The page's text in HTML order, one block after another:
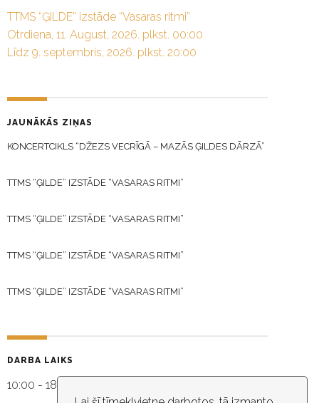
TTMS “ĢILDE” izstāde “Vasaras ritmi”
Otrdiena, 11. August, 2026. plkst. 00:00
Līdz 9. septembris, 2026. plkst. 20:00
JAUNĀKĀS ZIŅAS
KONCERTCIKLS “DŽEZS VECRĪGĀ – MAZĀS ĢILDES DĀRZĀ”
TTMS “ĢILDE” IZSTĀDE “VASARAS RITMI”
TTMS “ĢILDE” IZSTĀDE “VASARAS RITMI”
TTMS “ĢILDE” IZSTĀDE “VASARAS RITMI”
TTMS “ĢILDE” IZSTĀDE “VASARAS RITMI”
DARBA LAIKS
10:00 - 18:30